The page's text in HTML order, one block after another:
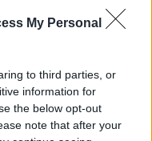
My Personal
to third parties, or
information for
the below opt-out
note that after your